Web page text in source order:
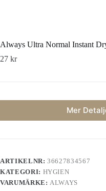
Always Ultra Normal Instant
27 kr
Mer
ARTIKELNR:36627834567
KATEGORI: HYGIEN
VARUMÄRKE: ALWAYS